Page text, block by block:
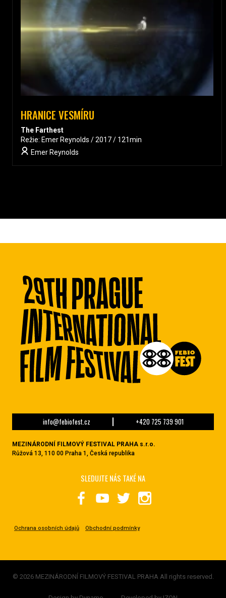
HRANICE VESMÍRU
The Farthest
Režie: Emer Reynolds / 2017 / 121min
Emer Reynolds
info@febiofest.cz +420 725 739 901
MEZINÁRODNÍ FILMOVÝ FESTIVAL PRAHA s.r.o.
Růžová 13, 110 00 Praha 1, Česká republika
Ochrana osobních údajů Obchodní podmínky
SLEDUJTE NÁS TAKÉ NA
© 2026 MEZINÁRODNÍ FILMOVÝ FESTIVAL PRAHA All rights reserved.